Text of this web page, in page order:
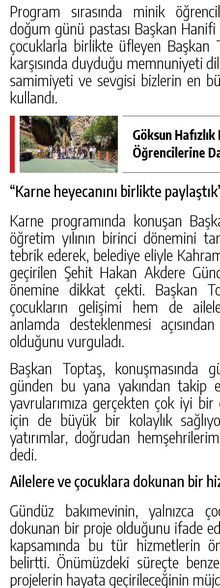
Program sırasında minik
doğum günü pastası Başkan
çocuklarla birlikte üfleyen Başkan
karşısında duyduğu memnuniyeti
samimiyeti ve sevgisi bizlerin en
kullandı.
Göksun Hafızlık
Öğrencilerine
“Karne heyecanını birlikte
Karne programında konuşan
öğretim yılının birinci dönemini
tebrik ederek, belediye eliyle
geçirilen Şehit Hakan Akdere
önemine dikkat çekti. Başkan
çocukların gelişimi hem de
anlamda desteklenmesi
olduğunu vurguladı.
Başkan Toptaş, konuşmasında
günden bu yana yakından takip
yavrularımıza gerçekten çok iyi
için de büyük bir kolaylık
yatırımlar, doğrudan
dedi.
Ailelere ve çocuklara dokunan bir
Gündüz bakımevinin, yalnızca
dokunan bir proje olduğunu ifade
kapsamında bu tür hizmetlerin
belirtti. Önümüzdeki süreçte
projelerin hayata geçirileceğinin